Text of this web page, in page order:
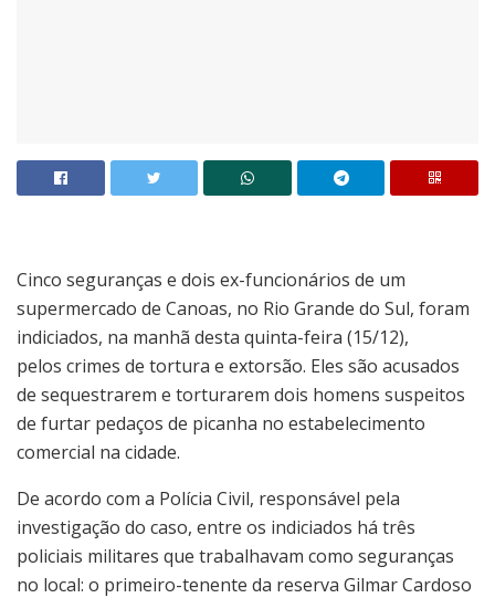
Cinco seguranças e dois ex-funcionários de um
supermercado de Canoas, no Rio Grande do Sul, foram
indiciados, na manhã desta quinta-feira (15/12),
pelos crimes de tortura e extorsão. Eles são acusados
de sequestrarem e torturarem dois homens suspeitos
de furtar pedaços de picanha no estabelecimento
comercial na cidade.
De acordo com a Polícia Civil, responsável pela
investigação do caso, entre os indiciados há três
policiais militares que trabalhavam como seguranças
no local: o primeiro-tenente da reserva Gilmar Cardoso